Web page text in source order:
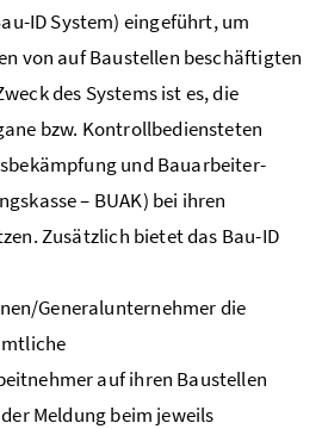
ID System) eingeführt, um
von auf Baustellen beschäftigten
des Systems ist es, die
bzw. Kontrollbediensteten
und Bauarbeiter-
– BUAK) bei ihren
Zusätzlich bietet das Bau-ID
Generalunternehmer die
auf ihren Baustellen
Meldung beim jeweils